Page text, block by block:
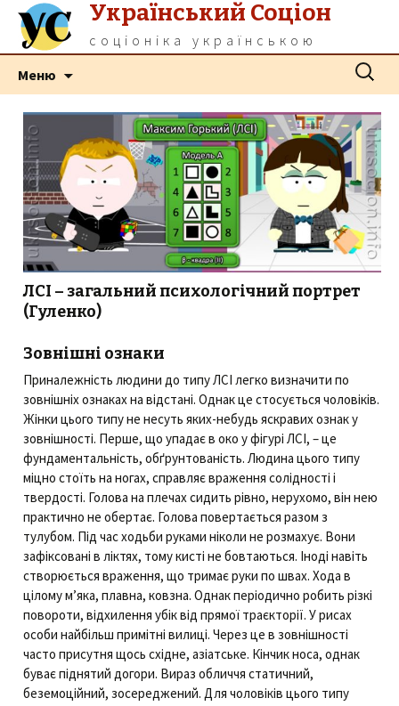
Український Соціон
соціоніка українською
Меню
Пошук:
ЛСІ – загальний психологічний портрет
(Гуленко)
Зовнішні ознаки
Приналежність людини до типу ЛСІ легко визначити по
зовнішніх ознаках на відстані. Однак це стосується чоловіків.
Жінки цього типу не несуть яких-небудь яскравих ознак у
зовнішності. Перше, що упадає в око у фігурі ЛСІ, – це
фундаментальність, обґрунтованість. Людина цього типу
міцно стоїть на ногах, справляє враження солідності і
твердості. Голова на плечах сидить рівно, нерухомо, він нею
практично не обертає. Голова повертається разом з
тулубом. Під час ходьби руками ніколи не розмахує. Вони
зафіксовані в ліктях, тому кисті не бовтаються. Іноді навіть
створюється враження, що тримає руки по швах. Хода в
цілому м’яка, плавна, ковзна. Однак періодично робить різкі
повороти, відхилення убік від прямої траєкторії. У рисах
особи найбільш примітні вилиці. Через це в зовнішності
часто присутня щось східне, азіатське. Кінчик носа, однак
буває піднятий догори. Вираз обличчя статичний,
беземоційний, зосереджений. Для чоловіків цього типу